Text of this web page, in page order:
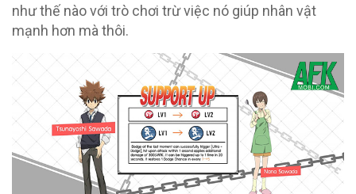
như thế nào với trò chơi trừ việc nó giúp nhân vật
mạnh hơn mà thôi.